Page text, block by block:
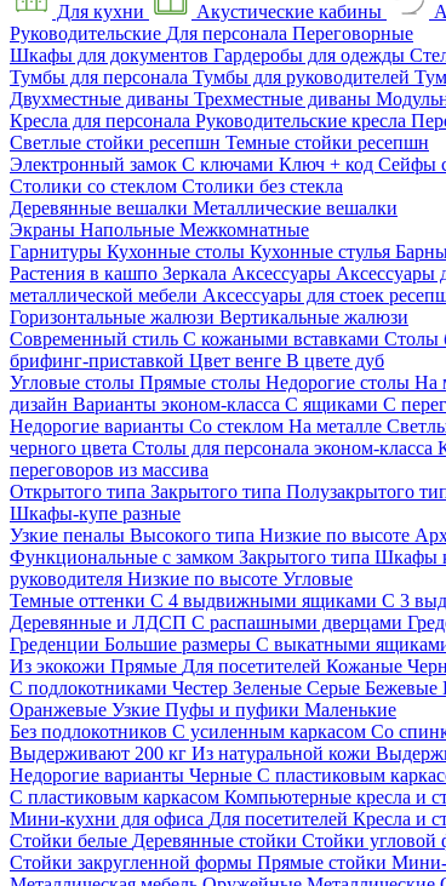
Для кухни Акустические кабины
Руководительские Для персонала Переговорные
Шкафы для документов Гардеробы для одежды
Тумбы для персонала Тумбы для руководителей
Двухместные диваны Трехместные диваны
Кресла для персонала Руководительские кресла
Светлые стойки ресепшн Темные стойки ресепшн
Электронный замок С ключами Ключ + код Сейфы
Столики со стеклом Столики без стекла
Деревянные вешалки Металлические вешалки
Экраны Напольные Межкомнатные
Гарнитуры Кухонные столы Кухонные стулья
Растения в кашпо Зеркала Аксессуары Аксессуары
металлической мебели Аксессуары для стоек
Горизонтальные жалюзи Вертикальные жалюзи
Современный стиль С кожаными вставками Столы
брифинг-приставкой Цвет венге В цвете дуб
Угловые столы Прямые столы Недорогие столы На
дизайн Варианты эконом-класса С ящиками С
Недорогие варианты Со стеклом На металле
черного цвета Столы для персонала эконом-класса
переговоров из массива
Открытого типа Закрытого типа Полузакрытого
Шкафы-купе разные
Узкие пеналы Высокого типа Низкие по высоте
Функциональные с замком Закрытого типа Шкафы
руководителя Низкие по высоте Угловые
Темные оттенки С 4 выдвижными ящиками С 3
Деревянные и ЛДСП С распашными дверцами
Греденции Большие размеры С выкатными
Из экокожи Прямые Для посетителей Кожаные
С подлокотниками Честер Зеленые Серые Бежевые
Оранжевые Узкие Пуфы и пуфики Маленькие
Без подлокотников С усиленным каркасом Со
Выдерживают 200 кг Из натуральной кожи
Недорогие варианты Черные С пластиковым
С пластиковым каркасом Компьютерные кресла и
Мини-кухни для офиса Для посетителей Кресла и
Стойки белые Деревянные стойки Стойки угловой
Стойки закругленной формы Прямые стойки Мини-